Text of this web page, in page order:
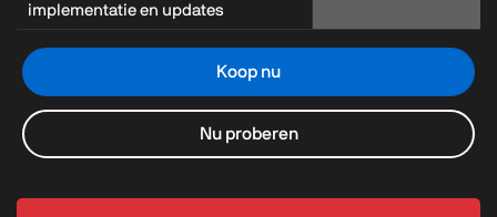
implementatie en updates
Koop nu
Nu proberen